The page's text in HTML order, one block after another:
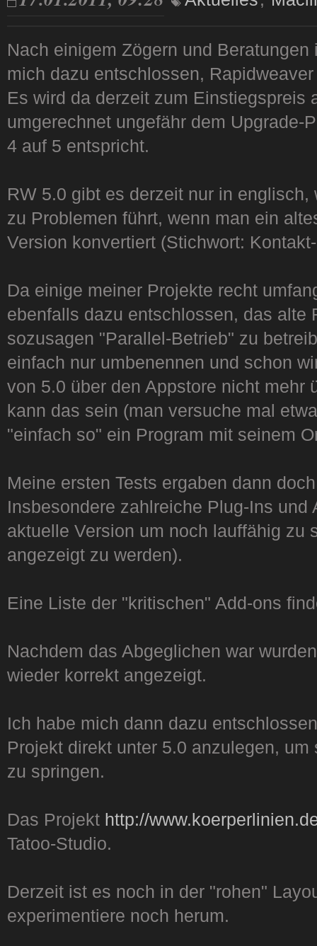
Nach einigem Zögern und
mich dazu entschlossen,
Es wird da derzeit zum Einstiegspreis
umgerechnet ungefähr dem Upgrade-
4 auf 5 entspricht.
RW 5.0 gibt es derzeit nur in
zu Problemen führt, wenn man ein
Version konvertiert (Stichwort:
Da einige meiner Projekte recht
ebenfalls dazu entschlossen, das alte
sozusagen "Parallel-Betrieb" zu
einfach nur umbenennen und schon
von 5.0 über den Appstore nicht mehr
kann das sein (man versuche mal
"einfach so" ein Program mit seinem
Meine ersten Tests ergaben dann
Insbesondere zahlreiche Plug-Ins und
aktuelle Version um noch lauffähig zu
angezeigt zu werden).
Eine Liste der "kritischen" Add-ons
Nachdem das Abgeglichen war
wieder korrekt angezeigt.
Ich habe mich dann dazu
Projekt direkt unter 5.0 anzulegen,
zu springen.
Das Projekt http://
Tatoo-Studio.
Derzeit ist es noch in der "rohen"
experimentiere noch herum.